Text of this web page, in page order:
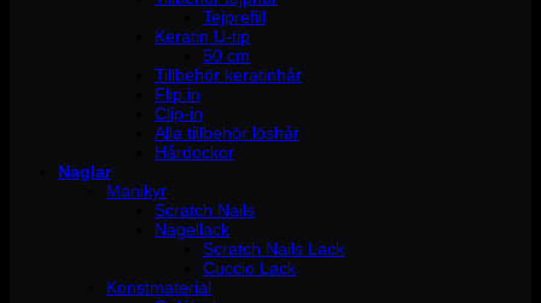
Tejprefill
Keratin U-tip
50 cm
Tillbehör keratinhår
Flip in
Clip-in
Alla tillbehör löshår
Hårdockor
Naglar
Manikyr
Scratch Nails
Nagellack
Scratch Nails Lack
Cuccio Lack
Konstmaterial